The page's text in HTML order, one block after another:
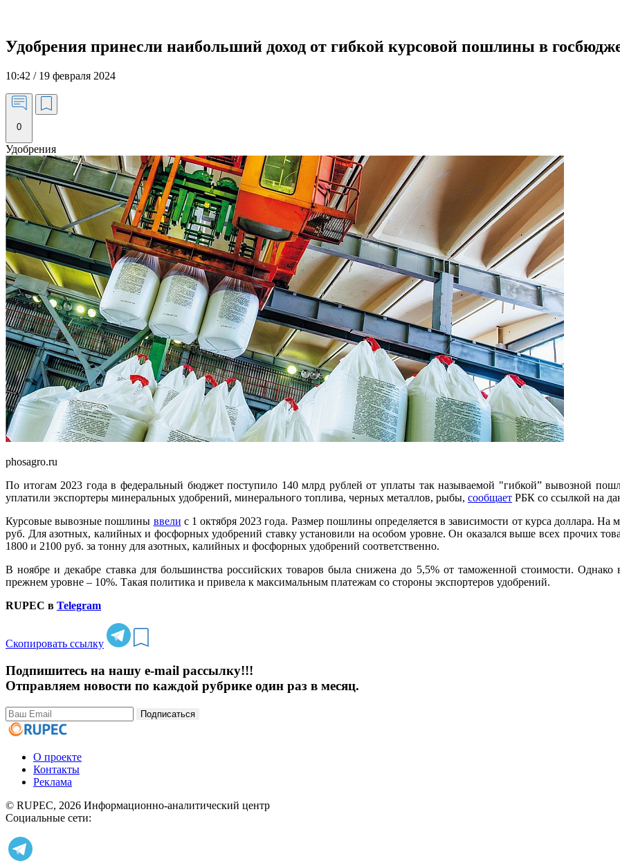
Удобрения принесли наибольший доход от гибкой курсовой пошлины в
10:42 / 19 февраля 2024
0
phosagro.ru
По итогам 2023 года в федеральный бюджет поступило 140 млрд рублей от уплаты так называемой "гибкой” вывозной
уплатили экспортеры минеральных удобрений, минерального топлива, черных металлов, рыбы, сообщает РБК со ссылкой на
Курсовые вывозные пошлины ввели с 1 октября 2023 года. Размер пошлины определяется в зависимости от курса доллара.
руб. Для азотных, калийных и фосфорных удобрений ставку установили на особом уровне. Он оказался выше всех прочих
1800 и 2100 руб. за тонну для азотных, калийных и фосфорных удобрений соответственно.
В ноябре и декабре ставка для большинства российских товаров была снижена до 5,5% от таможенной стоимости.
прежнем уровне – 10%. Такая политика и привела к максимальным платежам со стороны экспортеров удобрений.
RUPEC в Telegram
Скопировать ссылку
Подпишитесь на нашу e-mail рассылку!!!
Отправляем новости по каждой рубрике один раз в месяц.
Подписаться
О проекте
Контакты
Реклама
© RUPEC, 2026 Информационно-аналитический центр
Социальные сети: